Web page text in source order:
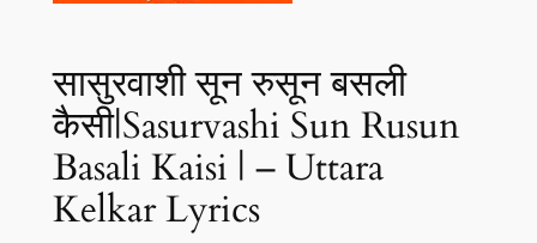
सासुरवाशी सून रुसून बसली
कैसी|Sasurvashi Sun Rusun
Basali Kaisi | – Uttara
Kelkar Lyrics